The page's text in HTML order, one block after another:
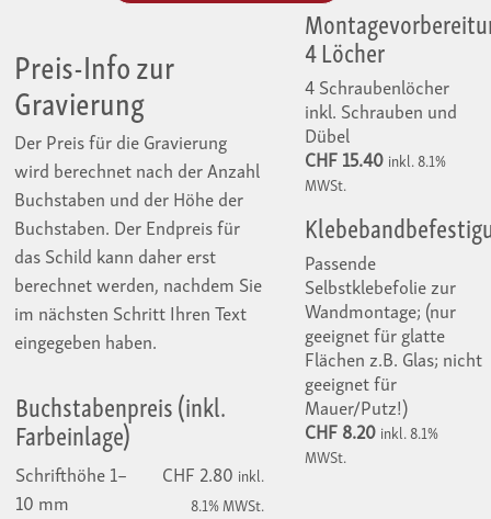
Preis-Info zur
Gravierung
Der Preis für die Gravierung
wird berechnet nach der Anzahl
Buchstaben und der Höhe der
Buchstaben. Der Endpreis für
das Schild kann daher erst
berechnet werden, nachdem Sie
im nächsten Schritt Ihren Text
eingegeben haben.
Buchstabenpreis (inkl.
Farbeinlage)
Schrifthöhe 1–
10 mm
CHF 2.80 inkl.
8.1% MWSt.
4 Löcher
4 Schraubenlöcher
inkl. Schrauben und
Dübel
CHF 15.40 inkl. 8.1%
MWSt.
Passende
Selbstklebefolie zur
Wandmontage; (nur
geeignet für glatte
Flächen z.B. Glas; nicht
geeignet für
Mauer/Putz!)
CHF 8.20 inkl. 8.1%
MWSt.